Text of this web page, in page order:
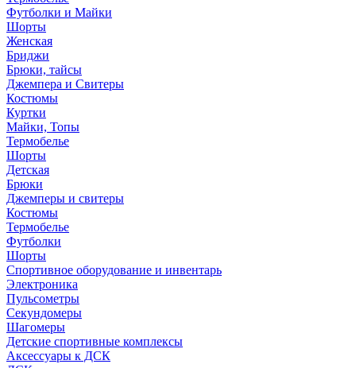
Футболки и Майки
Шорты
Женская
Бриджи
Брюки, тайсы
Джемпера и Свитеры
Костюмы
Куртки
Майки, Топы
Термобелье
Шорты
Детская
Брюки
Джемперы и свитеры
Костюмы
Термобелье
Футболки
Шорты
Спортивное оборудование и инвентарь
Электроника
Пульсометры
Секундомеры
Шагомеры
Детские спортивные комплексы
Аксессуары к ДСК